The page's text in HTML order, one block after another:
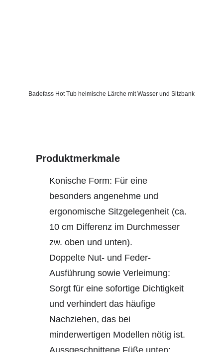
Badefass Hot Tub heimische Lärche mit Wasser und Sitzbank
Produktmerkmale
Konische Form: Für eine
besonders angenehme und
ergonomische Sitzgelegenheit (ca.
10 cm Differenz im Durchmesser
zw. oben und unten).
Doppelte Nut- und Feder-
Ausführung sowie Verleimung:
Sorgt für eine sofortige Dichtigkeit
und verhindert das häufige
Nachziehen, das bei
minderwertigen Modellen nötig ist.
Aussgeschnittene Füße unten: